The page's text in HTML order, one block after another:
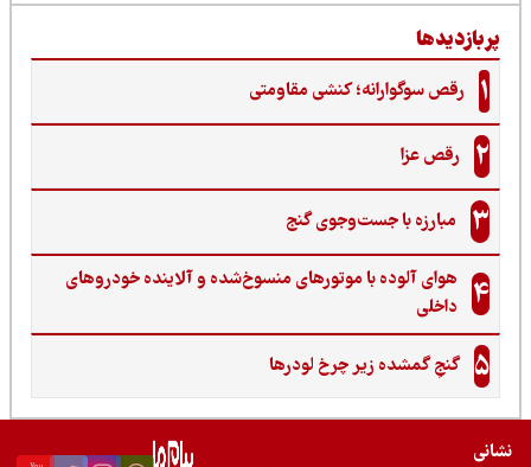
رقص سوگوارانه؛ کنشی مقاومتی
رقص عزا
مبارزه با جست‌وجوی گنج‌
هوای آلوده با موتورهای منسوخ‌شده و آلاینده خودروهای
داخلی
گنجِ گمشده زیر چرخ لودرها